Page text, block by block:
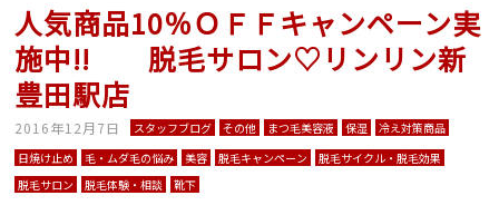
人気商品10％ＯＦＦキャンペーン実
施中!! 脱毛サロン♡リンリン新
豊田駅店
2016年12月7日 スタッフブログ その他 まつ毛美容液 保湿
冷え対策商品
日焼け止め
毛・ムダ毛の悩み 美容 脱毛キャンペーン
脱毛サイクル・脱毛効果
脱毛サロン
脱毛体験・相談 靴下